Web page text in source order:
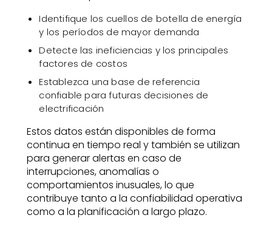
Identifique los cuellos de botella de energía
y los períodos de mayor demanda
Detecte las ineficiencias y los principales
factores de costos
Establezca una base de referencia
confiable para futuras decisiones de
electrificación
Estos datos están disponibles de forma
continua en tiempo real y también se utilizan
para generar alertas en caso de
interrupciones, anomalías o
comportamientos inusuales, lo que
contribuye tanto a la confiabilidad operativa
como a la planificación a largo plazo.